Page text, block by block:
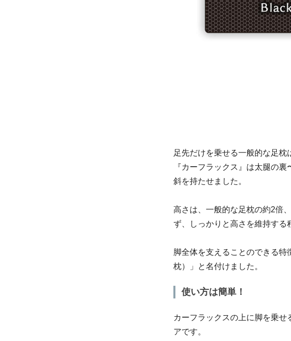
足先だけを乗せる一般的な足枕
『カーフラックス』は太腿の
斜を持たせました。
高さは、一般的な足枕の約2倍
ず、しっかりと高さを維持する
脚全体を支えることのできる
枕）」と名付けました。
使い方は簡単！
カーフラックスの上に脚を乗
アです。